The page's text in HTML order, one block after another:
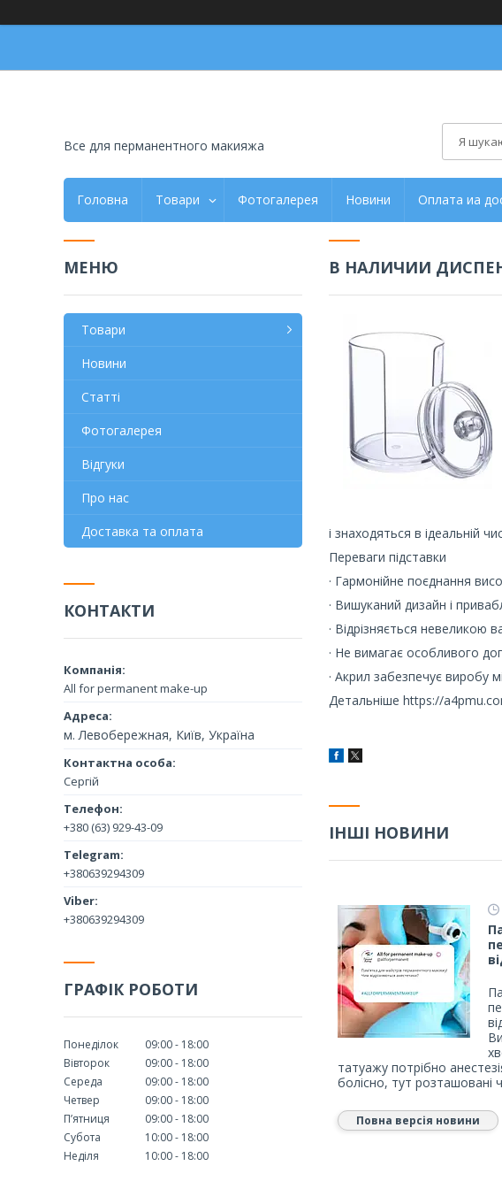
Все для перманентного макияжа
Головна Товари Фотогалерея Новини Оплата иа
В НАЛИЧИИ
і знаходяться в ідеальній
Переваги підставки
· Гармонійне поєднання
· Вишуканий дизайн і
· Відрізняється невеликою
· Не вимагає особливого
· Акрил забезпечує виробу
Детальніше https://
ІНШІ НОВИНИ
татуажу потрібно
болісно, тут розташовані
Повна версія новини
Товари
Новини
Статті
Фотогалерея
Відгуки
Про нас
Доставка та оплата
КОНТАКТИ
All for permanent make-up
м. Левобережная, Київ, Україна
Сергій
+380 (63) 929-43-09
+380639294309
+380639294309
ГРАФІК РОБОТИ
Понеділок 09:00
18:00
Вівторок
09:00
18:00
Середа
09:00
18:00
Четвер
09:00
18:00
Пʼятниця
09:00
18:00
Субота
10:00
18:00
Неділя
10:00 18:00